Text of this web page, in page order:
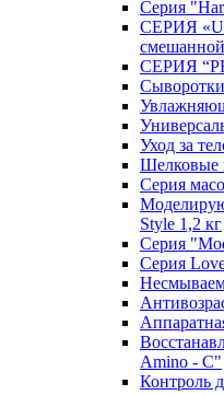
Серия
СЕРИЯ
СЕРИЯ
Сыворотки
Уход за
Шелковые
Серия
Style 1,2 кг
Серия
Cерия
Amino - C"
Контроль